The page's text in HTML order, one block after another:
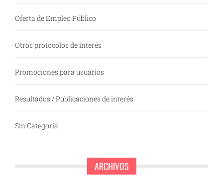
Oferta de Empleo Público
Otros protocolos de interés
Promociones para usuarios
Resultados / Publicaciones de interés
Sin Categoría
ARCHIVOS